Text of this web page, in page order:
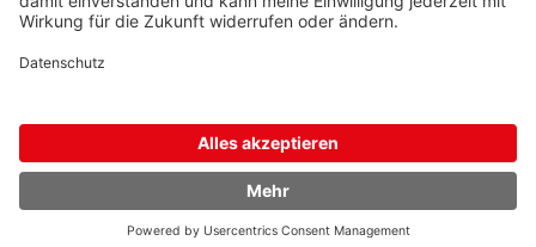
Hilligenwarf 5
entwicklung: decoit